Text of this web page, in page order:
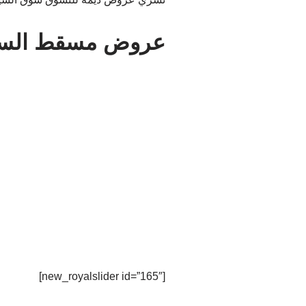
عروض مسقط
[new_royalslider id=”165″]